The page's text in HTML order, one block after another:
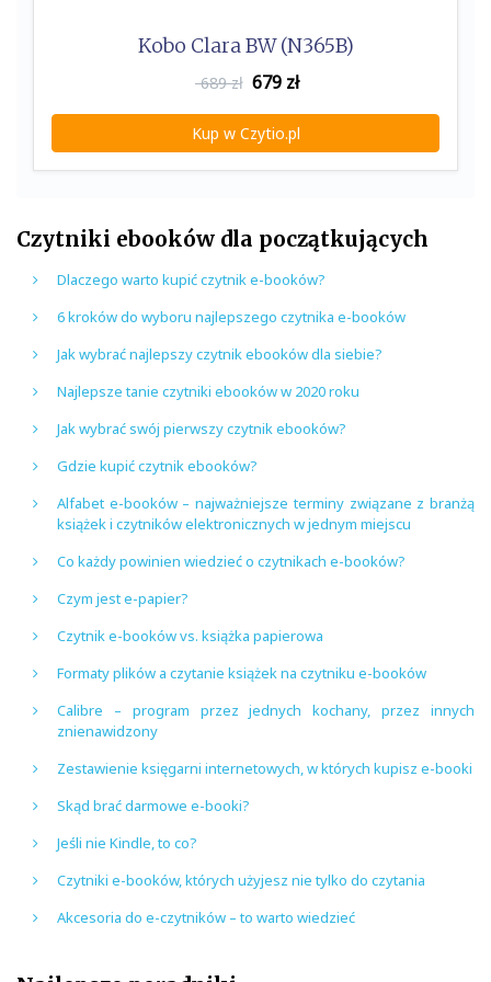
Kobo Clara BW (N365B)
689 zł 679 zł
Kup w Czytio.pl
Czytniki ebooków dla początkujących
Dlaczego warto kupić czytnik e-booków?
6 kroków do wyboru najlepszego czytnika e-booków
Jak wybrać najlepszy czytnik ebooków dla siebie?
Najlepsze tanie czytniki ebooków w 2020 roku
Jak wybrać swój pierwszy czytnik ebooków?
Gdzie kupić czytnik ebooków?
Alfabet e-booków – najważniejsze terminy związane z branżą
książek i czytników elektronicznych w jednym miejscu
Co każdy powinien wiedzieć o czytnikach e-booków?
Czym jest e-papier?
Czytnik e-booków vs. książka papierowa
Formaty plików a czytanie książek na czytniku e-booków
Calibre – program przez jednych kochany, przez innych
znienawidzony
Zestawienie księgarni internetowych, w których kupisz e-booki
Skąd brać darmowe e-booki?
Jeśli nie Kindle, to co?
Czytniki e-booków, których użyjesz nie tylko do czytania
Akcesoria do e-czytników – to warto wiedzieć